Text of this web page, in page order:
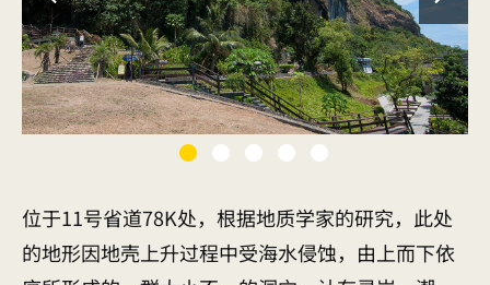
位于11号省道78K处，根据地质学家的研究，此处
的地形因地壳上升过程中受海水侵蚀，由上而下依